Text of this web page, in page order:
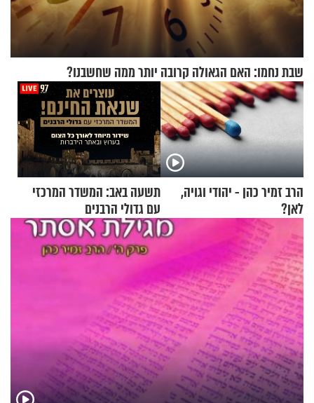
שבת נחמו: האם הגאולה קרובה יותר ממה שחשבנו?
הרב זמיר כהן - יהודי וגויה,
לאן?
תשעה באב: המשדר המרכזי
עם גדולי הרבנים